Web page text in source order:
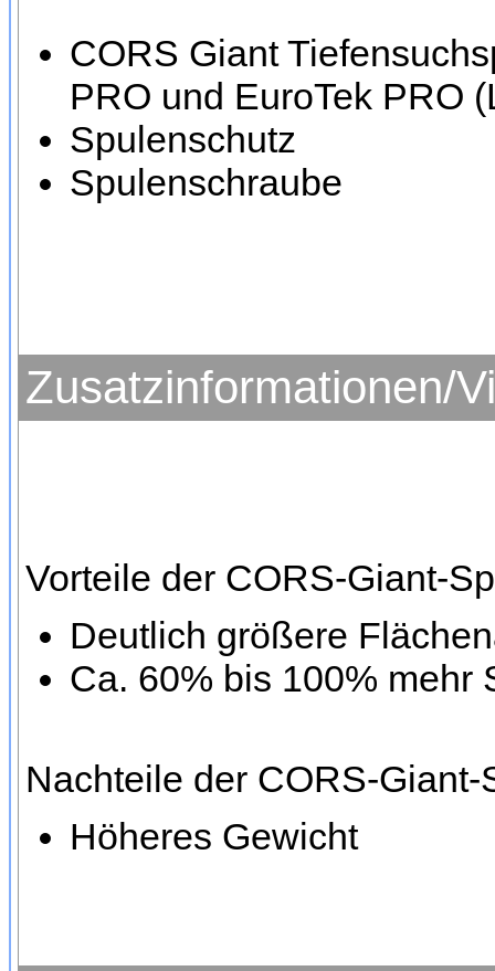
CORS Giant
PRO und EuroTek PRO
Spulenschutz
Spulenschraube
Zusatzinformationen/
Vorteile der CORS-Giant-
Deutlich größere
Ca. 60% bis 100% mehr
Nachteile der CORS-
Höheres Gewicht